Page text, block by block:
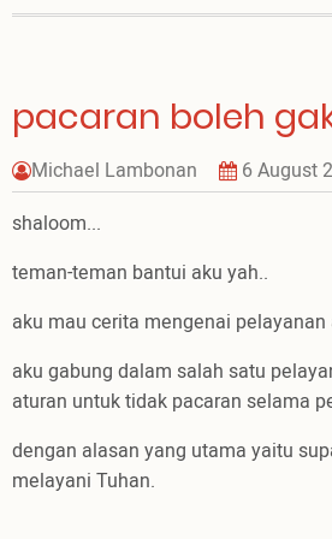
pacaran boleh
Michael Lambonan
6 August
shaloom...
teman-teman bantui aku yah..
aku mau cerita mengenai
aku gabung dalam salah satu
aturan untuk tidak pacaran selama
dengan alasan yang utama yaitu
melayani Tuhan.